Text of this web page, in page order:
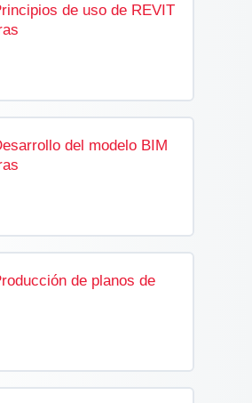
de uso de REVIT
al uso de Revit
de la plantilla de
del modelo BIM
de elementos
de planos de